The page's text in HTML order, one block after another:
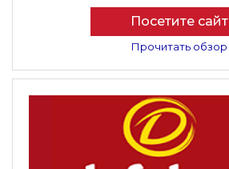
Посетите сайт
Прочитать обзор